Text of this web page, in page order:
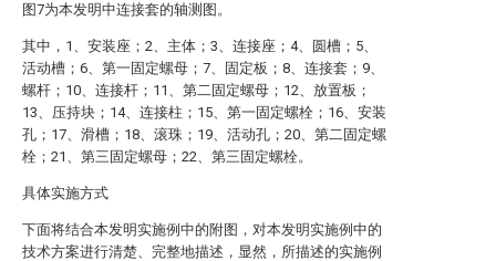
图7为本发明中连接套的轴测图。
其中，1、安装座；2、主体；3、连接座；4、圆槽；5、
活动槽；6、第一固定螺母；7、固定板；8、连接套；9、
螺杆；10、连接杆；11、第二固定螺母；12、放置板；
13、压持块；14、连接柱；15、第一固定螺栓；16、安装
孔；17、滑槽；18、滚珠；19、活动孔；20、第二固定螺
栓；21、第三固定螺母；22、第三固定螺栓。
具体实施方式
下面将结合本发明实施例中的附图，对本发明实施例中的
技术方案进行清楚、完整地描述，显然，所描述的实施例